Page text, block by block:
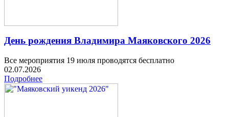
День рождения Владимира Маяковского 2026
Все мероприятия 19 июля проводятся бесплатно
02.07.2026
Подробнее